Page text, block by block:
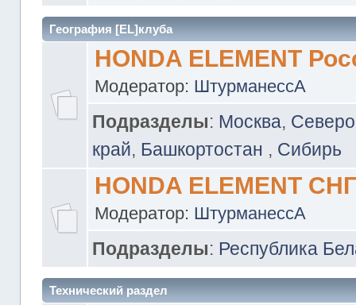
География [EL]клуба
HONDA ELEMENT
Модератор: ШтурманессА
Подразделы: Москва,
край, Башкортостан , Сибирь
HONDA ELEMENT
Модератор: ШтурманессА
Подразделы: Республика
Технический раздел